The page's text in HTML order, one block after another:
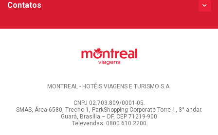
Contatos
MONTREAL - HOTÉIS VIAGENS E TURISMO S.A.
CNPJ 02.703.809/0001-05.
SMAS, Área 6580, Trecho 1, ParkShopping Corporate Torre 1, 3° andar.
Guará, Brasília – DF, CEP 71219-900
Televendas: 0800 610 2200